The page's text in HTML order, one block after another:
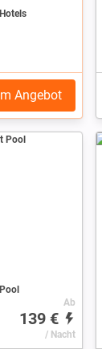
Angebot
( 31 Bewertungen )
Ab
139 €
/ Nacht